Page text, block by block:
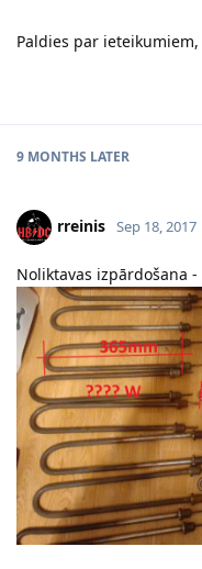
Paldies par
9 MONTHS LATER
rreinis Sep 18, 2017
Noliktavas izpārdošana